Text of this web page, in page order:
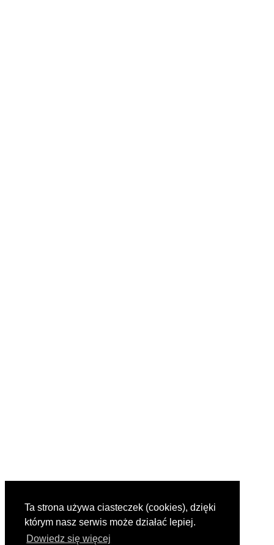
Ta strona używa ciasteczek (cookies), dzięki
którym nasz serwis może działać lepiej.
Dowiedz się więcej